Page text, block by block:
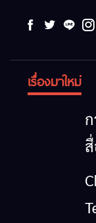
เรื่องมาใหม่
ก